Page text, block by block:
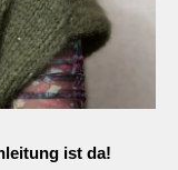
ist da!